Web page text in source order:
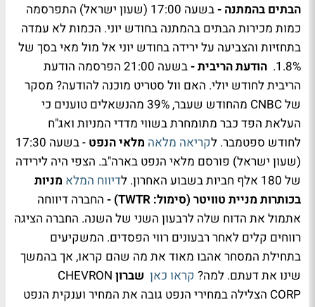
הבתים בהמתנה -
בשעה 17:00 (שעון ישראל) התפרסמה
כמות מכירות הבתים בהמתנה בחודש יוני. הכמות לא עמדה
בתחזיות והצביעה על ירידה בחודש יוני אל מול מאי בסך של
1.8%. הודעת הריבית -
בשעה 21:00 הפרסמה הודעת
הריבית לחודש יולי. האם וול סטריט מוכנה להודעה? מסקר
של CNBC מהחודש שעבר, 39% מהנשאלים טוענים כי
העלאת הפד כבר מתומחרת בשווי מדדי המניות ואג"ח
לחודש ספטמבר. לקריאה מלאה מלאי הנפט
- בשעה 17:30
(שעון ישראל) פורסם מלאי הנפט בארה"ב. הצפי היה לירידה
של 180 אלף חביות בשבוע האחרון. ל
דיווח המלא מניות
בכותרות מניית טוויטר (סימול: TWTR) -
החברה דיווחה
אתמול את הדוח שלה לרבעון השני של השנה. החברה הציגה
רווחים קלים לאחר רבעונים רווי הפסדים. המשקיעים
בתחילת המסחר אהבו מאוד את מה שהם קראו, אך בהמשך
שינו את דעתם. למה? קראו כאן שברון CHEVRON
CORP הצלילה במחירי הנפט גובה את המחיר וענקית הנפט